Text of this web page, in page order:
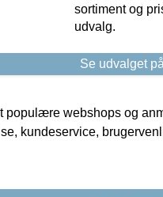
sortiment og
udvalg.
Se udvalget
populære webshops og
kundeservice,